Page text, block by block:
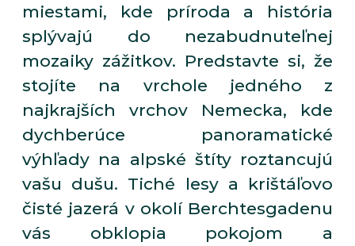
miestami, kde príroda a história
splývajú do nezabudnuteľnej
mozaiky zážitkov. Predstavte si, že
stojíte na vrchole jedného z
najkrajších vrchov Nemecka, kde
dychberúce panoramatické
výhľady na alpské štíty roztancujú
vašu dušu. Tiché lesy a krištáľovo
čisté jazerá v okolí Berchtesgadenu
vás obklopia pokojom a